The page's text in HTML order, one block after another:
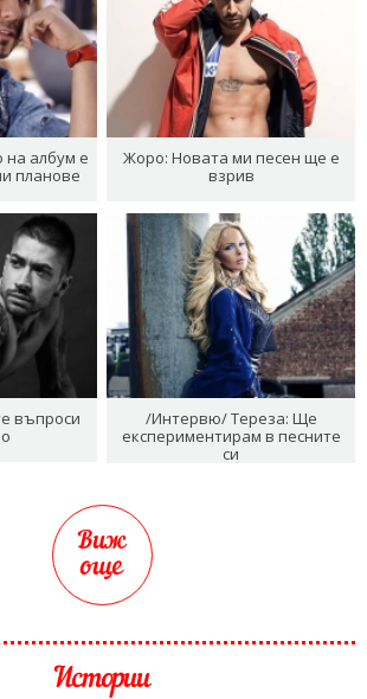
на албум е
планове
Жоро: Новата ми песен ще е
взрив
въпроси
/Интервю/ Тереза: Ще
експериментирам в песните
си
Виж
още
Истории